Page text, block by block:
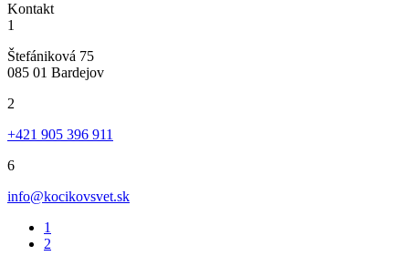
Kontakt
1
Štefániková 75
085 01 Bardejov
2
+421 905 396 911
6
info@kocikovsvet.sk
1
2